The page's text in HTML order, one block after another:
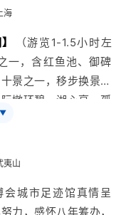
、入住酒店。
“免费品尝杭白菊”，
义是杭州出产的白菊
不在杭州，而是在 浙
的菊花被命为“杭白
《非诚勿扰》拍摄基
湿地二期】 （约50分
海
（游览1-1.5小时左
一，含红鱼池、御碑
景之一，移步换景，
墩环碧、湖心亭、孤
十景之一，著名赏荷
湖十景、西湖双绝之
、济公塔院、弘一法
“梅坞问茶”（约1小
繁盛，早餐后游览
▼
夷山
会城市足迹馆真情呈
力，感怀八年筹办，